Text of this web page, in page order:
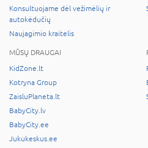
Konsultuojame dėl vežimėlių ir
autokėdučių
Naujagimio kraitelis
MŪSŲ DRAUGAI
KidZone.lt
Kotryna Group
ZaisluPlaneta.lt
BabyCity.lv
BabyCity.ee
Jukukeskus.ee